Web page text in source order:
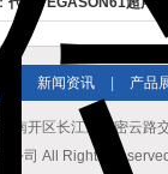
新闻资讯 产品
南开区长江道与密云
公司 All Rights